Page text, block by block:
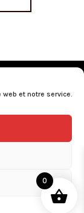
et notre service.
•
avec
0